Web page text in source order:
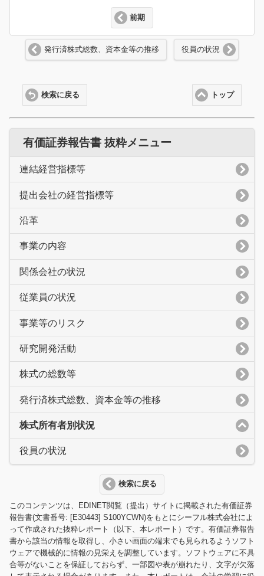
前期
発行済株式総数、資本金等の推移 役員の状況
トップ
検索に戻る
有価証券報告書 抜粋メニュー
連結経営指標等
提出会社の経営指標等
沿革
事業の内容
関係会社の状況
従業員の状況
事業等のリスク
研究開発活動
株式の総数等
発行済株式総数、資本金等の推移
株式所有者別状況
役員の状況
検索に戻る
このコンテンツは、EDINET閲覧（提出）サイトに掲載された有価証券
報告書(文書番号: [E30443] S100YCWN)をもとにシーフル株式会社によ
って作成された抜粋レポート（以下、本レポート）です。有価証券報告
書から該当の情報を取得し、小さい画面の端末でも見られるようソフト
ウェアで機械的に情報の見栄えを調整しています。ソフトウェアに不具
合等がないことを保証しておらず、一部図や表が崩れたり、文字が欠落